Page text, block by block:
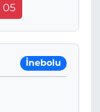
05
İnebolu